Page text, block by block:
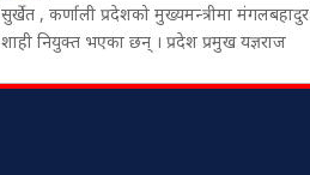
सुर्खेत , कर्णाली प्रदेशको मुख्यमन्त्रीमा मंगलबहादुर
शाही नियुक्त भएका छन् । प्रदेश प्रमुख यज्ञराज